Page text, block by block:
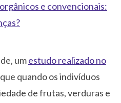
e convencionais:
umestudo realizado no
quando os indivíduos
de frutas, verduras e